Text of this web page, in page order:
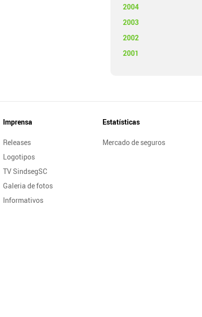
2004
2003
2002
2001
Imprensa
Releases
Logotipos
TV SindsegSC
Galeria de fotos
Informativos
Estatísticas
Mercado de seguros